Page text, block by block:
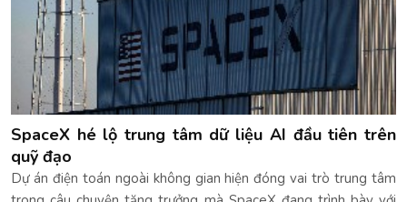
SpaceX hé lộ trung tâm dữ liệu AI đầu tiên trên
quỹ đạo
Dự án điện toán ngoài không gian hiện đóng vai trò trung tâm